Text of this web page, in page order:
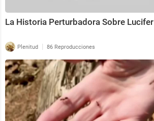
La Historia Perturbadora Sobre Lucifer
Plenitud | 86 Reproducciones